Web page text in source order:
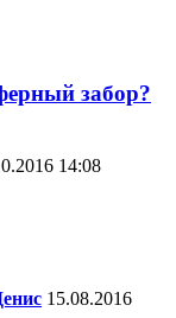
забор?
14:08
15.08.2016